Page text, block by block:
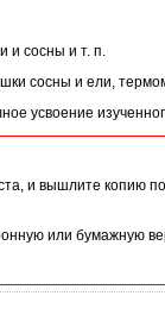
и сосны и т. п.
сосны и ели,
усвоение
и вышлите копию
или бумажную